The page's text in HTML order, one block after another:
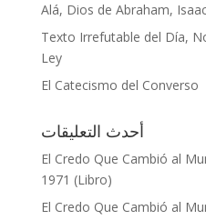
Alá, Dios de Abraham,
Texto Irrefutable del Día,
Ley
El Catecismo del Converso
أحدث التعليقات
El Credo Que Cambió al
1971 (Libro)
El Credo Que Cambió al